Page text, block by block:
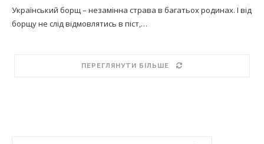
Український борщ – незамінна страва в багатьох родинах. І від
борщу не слід відмовлятись в піст,…
ПЕРЕГЛЯНУТИ БІЛЬШЕ